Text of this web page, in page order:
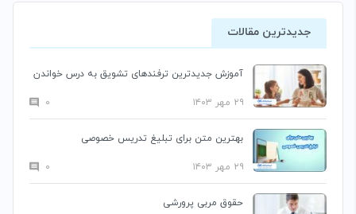
جدیدترین مقالات
آموزش جدیدترین ترفندهای تشویق به درس خواندن
۲۹ مهر ۱۴۰۳ ۰
بهترین متن برای تبلیغ تدریس خصوصی
۲۹ مهر ۱۴۰۳ ۰
حقوق مربی پرورشی